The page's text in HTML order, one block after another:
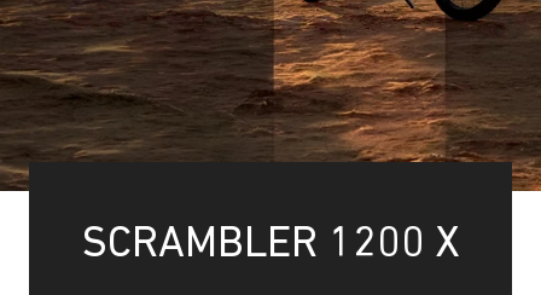
SCRAMBLER 1200 X